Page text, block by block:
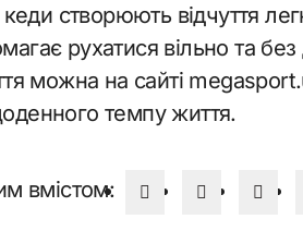
кеди створюють відчуття
рухатися вільно та
можна на сайті
темпу життя.
вмістом: